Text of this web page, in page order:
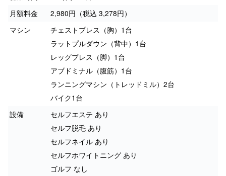
月額料金
2,980円（税込 3,278円）
マシン
チェストプレス（胸）1台
ラットプルダウン（背中）1台
レッグプレス（脚）1台
アブドミナル（腹筋）1台
ランニングマシン（トレッドミル）2台
バイク1台
設備
セルフエステ あり
セルフ脱毛 あり
セルフネイル あり
セルフホワイトニング あり
ゴルフ なし